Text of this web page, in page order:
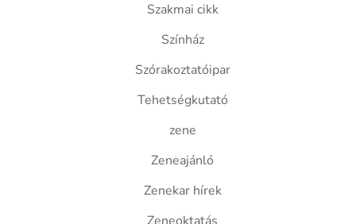
Szakmai cikk
Színház
Szórakoztatóipar
Tehetségkutató
zene
Zeneajánló
Zenekar hírek